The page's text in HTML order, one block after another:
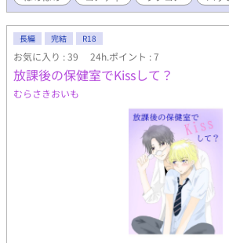
ャ素顔”で悪態をつきまくる。 煌人がクラ
分かり、終わったな……と覚悟するが――
煌人と、煌人の前でだけ本当の自分になれ
と、時にはキュンと。 不器用な思春期男
┈┈┈┈┈ 【登場人物】 ◆光星 風太（みつ
「ゆるふわ王子」、中身は口の悪いホラー
だけ素が出せる。 ◆洞 煌人（ほう きらと
のベテランゾンビ役。風太を「推し」とし
が……？ ◆バリケード三人組（富士川・茄
テ被害を防ぐため、日々肉壁となって守る
長編 完結 R18
お気に入り : 39 24h.ポイント : 7
放課後の保健室でKissして？
むらさきおいも